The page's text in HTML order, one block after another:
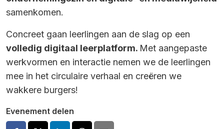
samenkomen.
Concreet gaan leerlingen aan de slag op een
volledig digitaal leerplatform. Met aangepaste
werkvormen en interactie nemen we de leerlingen
mee in het circulaire verhaal en creëren we
wakkere burgers!
Evenement delen